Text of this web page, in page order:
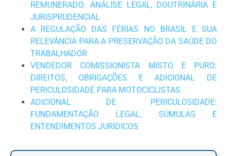
REMUNERADO: ANÁLISE LEGAL, DOUTRINÁRIA E
JURISPRUDENCIAL
A REGULAÇÃO DAS FÉRIAS NO BRASIL E SUA
RELEVÂNCIA PARA A PRESERVAÇÃO DA SAÚDE DO
TRABALHADOR
VENDEDOR COMISSIONISTA MISTO E PURO:
DIREITOS, OBRIGAÇÕES E ADICIONAL DE
PERICULOSIDADE PARA MOTOCICLISTAS
ADICIONAL DE PERICULOSIDADE:
FUNDAMENTAÇÃO LEGAL, SÚMULAS E
ENTENDIMENTOS JURÍDICOS